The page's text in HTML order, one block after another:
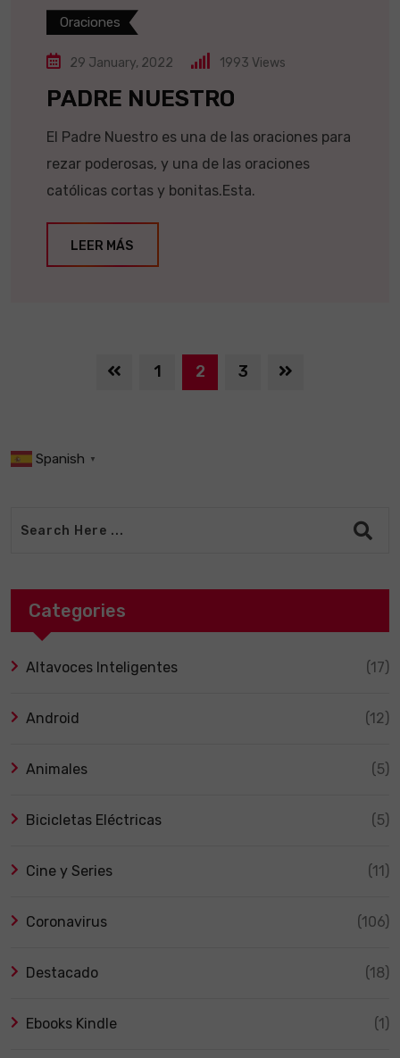
Oraciones
29 January, 2022 1993 Views
PADRE NUESTRO
El Padre Nuestro es una de las oraciones para
rezar poderosas, y una de las oraciones
católicas cortas y bonitas.Esta.
LEER MÁS
1 2 3
Spanish ▼
Categories
Altavoces Inteligentes (17)
Android (12)
Animales (5)
Bicicletas Eléctricas (5)
Cine y Series (11)
Coronavirus (106)
Destacado (18)
Ebooks Kindle (1)